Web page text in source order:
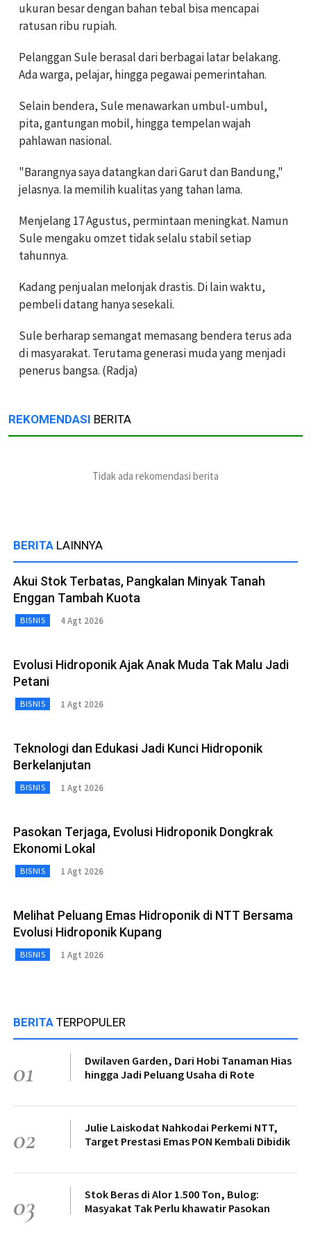
ukuran besar dengan bahan tebal bisa mencapai
ratusan ribu rupiah.
Pelanggan Sule berasal dari berbagai latar belakang.
Ada warga, pelajar, hingga pegawai pemerintahan.
Selain bendera, Sule menawarkan umbul-umbul,
pita, gantungan mobil, hingga tempelan wajah
pahlawan nasional.
"Barangnya saya datangkan dari Garut dan Bandung,"
jelasnya. Ia memilih kualitas yang tahan lama.
Menjelang 17 Agustus, permintaan meningkat. Namun
Sule mengaku omzet tidak selalu stabil setiap
tahunnya.
Kadang penjualan melonjak drastis. Di lain waktu,
pembeli datang hanya sesekali.
Sule berharap semangat memasang bendera terus ada
di masyarakat. Terutama generasi muda yang menjadi
penerus bangsa. (Radja)
REKOMENDASI BERITA
Tidak ada rekomendasi berita
BERITA LAINNYA
Akui Stok Terbatas, Pangkalan Minyak Tanah
Enggan Tambah Kuota
BISNIS 4 Agt 2026
Evolusi Hidroponik Ajak Anak Muda Tak Malu Jadi
Petani
BISNIS 1 Agt 2026
Teknologi dan Edukasi Jadi Kunci Hidroponik
Berkelanjutan
BISNIS 1 Agt 2026
Pasokan Terjaga, Evolusi Hidroponik Dongkrak
Ekonomi Lokal
BISNIS 1 Agt 2026
Melihat Peluang Emas Hidroponik di NTT Bersama
Evolusi Hidroponik Kupang
BISNIS 1 Agt 2026
BERITA TERPOPULER
01
Dwilaven Garden, Dari Hobi Tanaman Hias
hingga Jadi Peluang Usaha di Rote
02
Julie Laiskodat Nahkodai Perkemi NTT,
Target Prestasi Emas PON Kembali Dibidik
03
Stok Beras di Alor 1.500 Ton, Bulog:
Masyakat Tak Perlu khawatir Pasokan